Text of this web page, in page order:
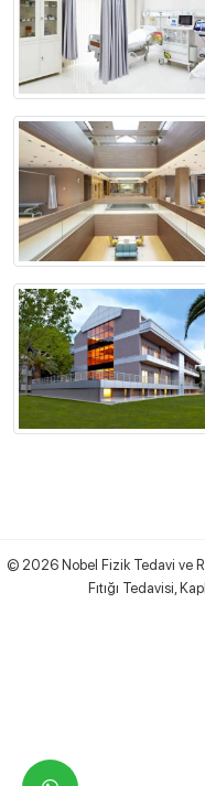
© 2026 Nobel Fizik Tedavi ve
Fıtığı Tedavisi,